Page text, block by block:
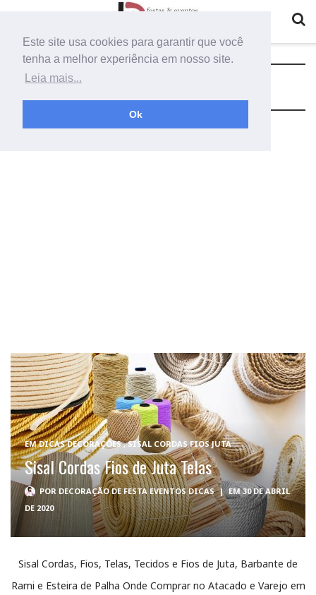
Este site usa cookies para garantir que você
tenha a melhor experiência em nosso site.
Leia mais...
Ok
Tag:fios de sisal
EMDICAS DECORAÇÕES,SISAL CORDAS FIOS JUTA
Sisal Cordas Fios de Juta Telas
POR DECORAÇÃO DE FESTA EVENTOS DICAS | EM 30 DE ABRIL
DE 2020
Sisal Cordas, Fios, Telas, Tecidos e Fios de Juta, Barbante de
Rami e Esteira de Palha Onde Comprar no Atacado e Varejo em